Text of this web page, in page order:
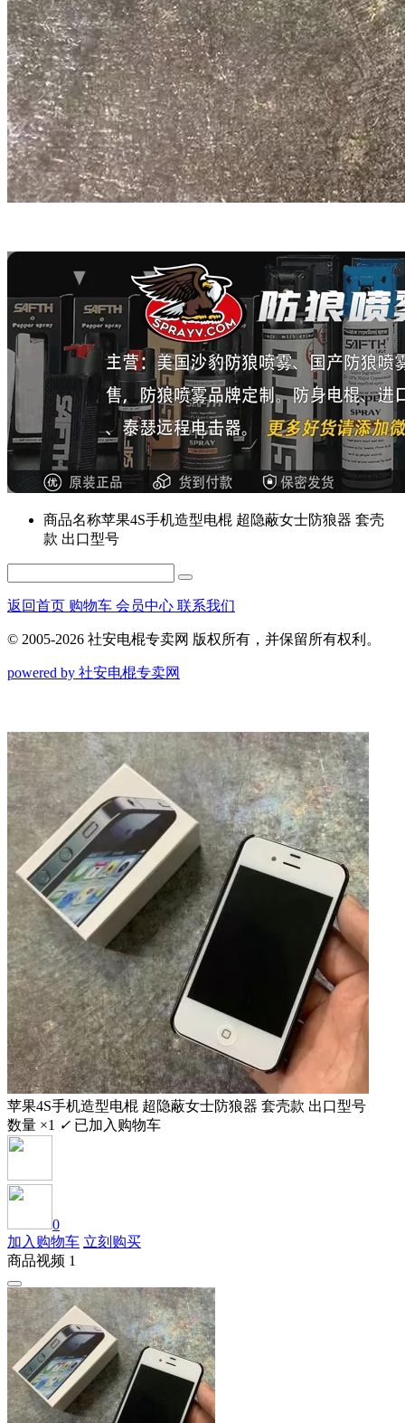
商品名称苹果4S手机造型电棍 超隐蔽女士防狼器 套壳
款 出口型号
返回首页 购物车 会员中心 联系我们
© 2005-2026 社安电棍专卖网 版权所有，并保留所有权利。
powered by 社安电棍专卖网
苹果4S手机造型电棍 超隐蔽女士防狼器 套壳款 出口型号
数量 ×1 ✓ 已加入购物车
0
加入购物车 立刻购买
商品视频 1